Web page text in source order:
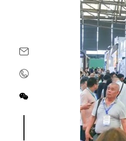
关注yoyoso抖音号